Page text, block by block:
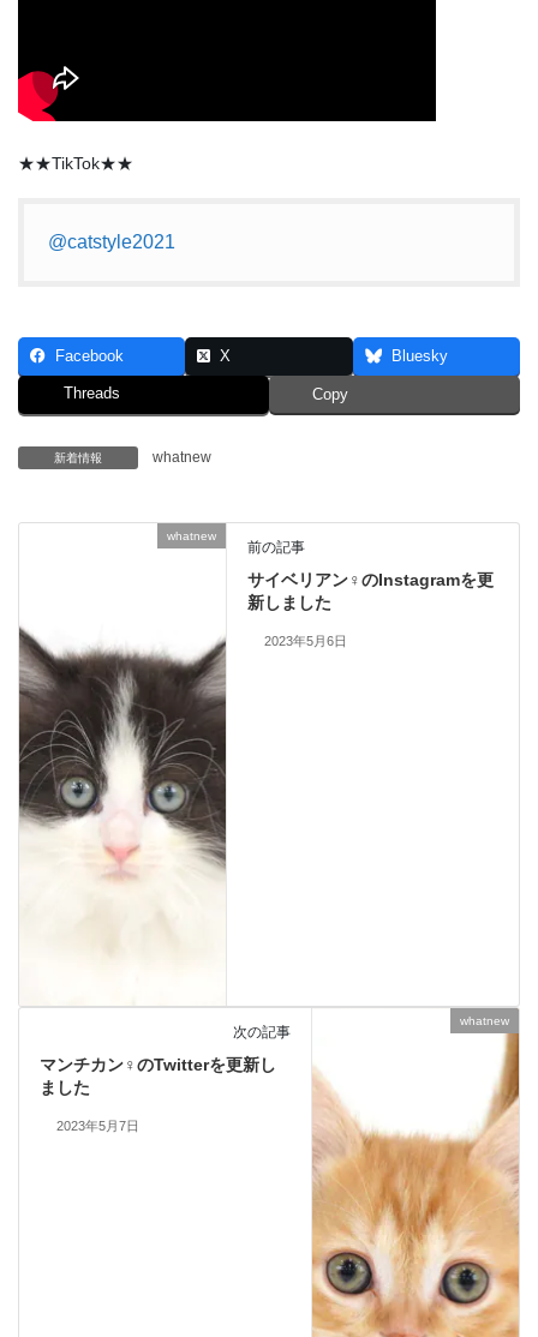
★★TikTok★★
@catstyle2021
Facebook X Bluesky
Threads Copy
新着情報 whatnew
whatnew
前の記事
サイベリアン♀のInstagramを更
新しました
2023年5月6日
whatnew
次の記事
マンチカン♀のTwitterを更新し
ました
2023年5月7日